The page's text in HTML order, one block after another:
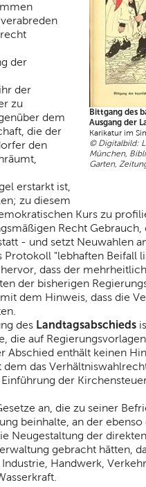
Bittgang des
Ausgang der
Karikatur im
© Digitalbild:
München,
Garten,
der
der
zu
dem
die der
den
erstarkt ist,
zu diesem
Kurs zu
Recht Gebrauch,
- und setzt Neuwahlen
"lebhaften Beifall
dass der
der bisherigen
dem Hinweis, dass die
des Landtagsabschieds
die auf
Abschied enthält keinen
das
der
an, die zu seiner
beinhalte, an der
Neugestaltung der
gebracht hätten,
Handwerk,